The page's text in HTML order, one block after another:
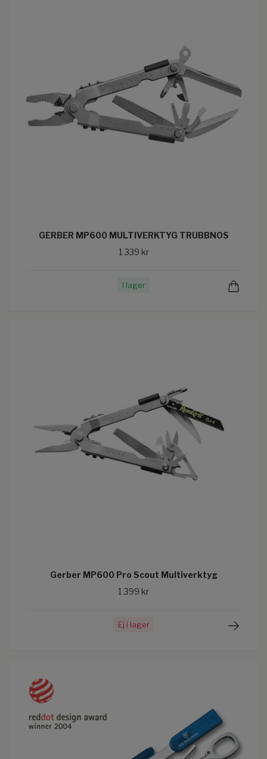
GERBER MP600 MULTIVERKTYG TRUBBNOS
1 339 kr
I lager
Gerber MP600 Pro Scout Multiverktyg
1 399 kr
Ej i lager